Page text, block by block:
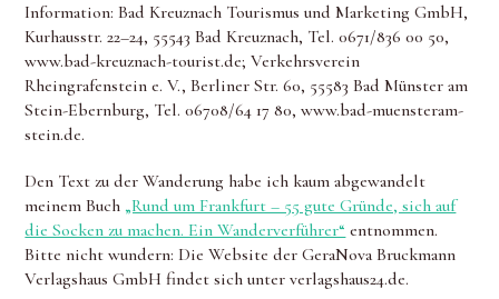
Information: Bad Kreuznach Tourismus und Marketing GmbH,
Kurhausstr. 22–24, 55543 Bad Kreuznach, Tel. 0671/836 00 50,
www.bad-kreuznach-tourist.de; Verkehrsverein
Rheingrafenstein e. V., Berliner Str. 60, 55583 Bad Münster am
Stein-Ebernburg, Tel. 06708/64 17 80, www.bad-muensteram-
stein.de.
Den Text zu der Wanderung habe ich kaum abgewandelt
meinem Buch„Rund um Frankfurt – 55 gute Gründe, sich auf
die Socken zu machen. Ein Wanderverführer“ entnommen.
Bitte nicht wundern: Die Website der GeraNova Bruckmann
Verlagshaus GmbH findet sich unter verlagshaus24.de.